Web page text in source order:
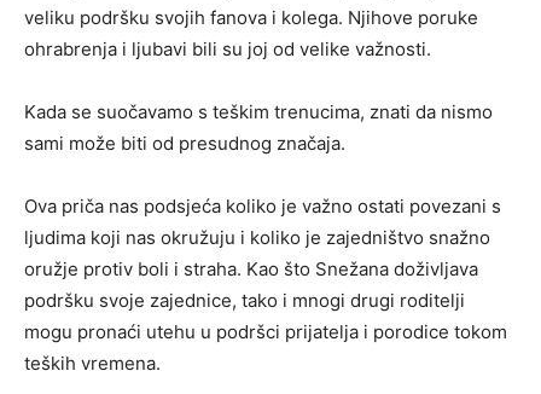
veliku podršku svojih fanova i kolega. Njihove poruke
ohrabrenja i ljubavi bili su joj od velike važnosti.
Kada se suočavamo s teškim trenucima, znati da nismo
sami može biti od presudnog značaja.
Ova priča nas podsjeća koliko je važno ostati povezani s
ljudima koji nas okružuju i koliko je zajedništvo snažno
oružje protiv boli i straha. Kao što Snežana doživljava
podršku svoje zajednice, tako i mnogi drugi roditelji
mogu pronaći utehu u podršci prijatelja i porodice tokom
teških vremena.